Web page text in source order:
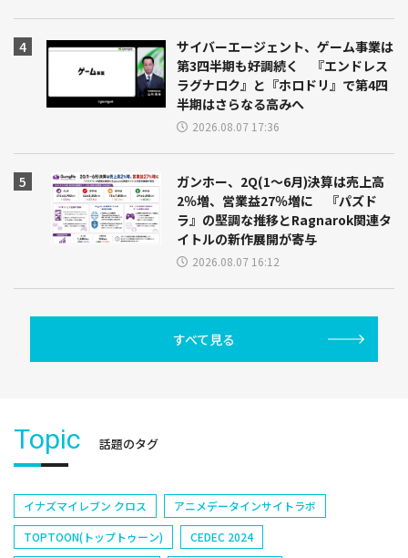
サイバーエージェント、ゲーム事業は
第3四半期も好調続く 『エンドレス
ラグナロク』と『ホロドリ』で第4四
半期はさらなる高みへ
2026.08.07 17:36
ガンホー、2Q(1～6月)決算は売上高
2％増、営業益27％増に 『パズド
ラ』の堅調な推移とRagnarok関連タ
イトルの新作展開が寄与
2026.08.07 16:12
すべて見る
Topic 話題のタグ
イナズマイレブン クロス
アニメデータインサイトラボ
TOPTOON(トップトゥーン)
CEDEC 2024